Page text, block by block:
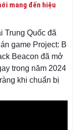
mang đến hiệu
Trung Quốc đã
game Project: B
Beacon đã mở
trong năm 2024
khi chuẩn bị